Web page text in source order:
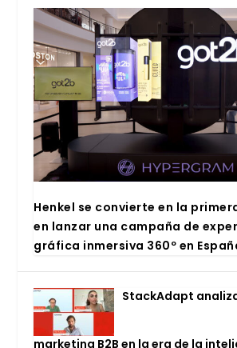
Hen­kel se con­vier­te en la
en lan­zar una cam­pa­ña de
grá­fi­ca inmer­si­va 360º en
Stac­kA­dapt
mar­ke­ting B2B en la era de la